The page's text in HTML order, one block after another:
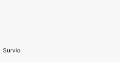
Survio